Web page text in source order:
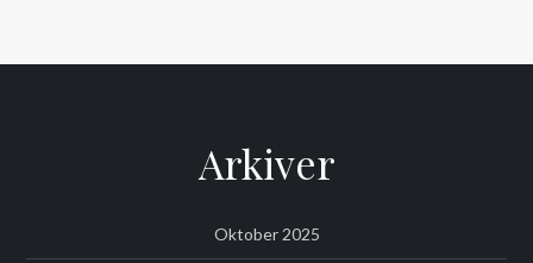
Arkiver
Oktober 2025